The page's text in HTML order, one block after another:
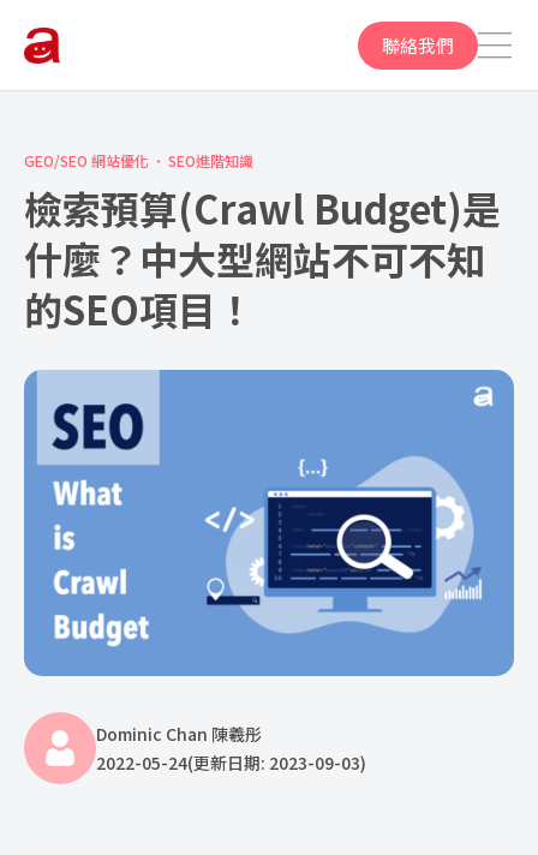
聯絡我們
GEO/SEO 網站優化 SEO進階知識
檢索預算(Crawl Budget)是
什麼？中大型網站不可不知
的SEO項目！
Dominic Chan 陳羲彤
2022-05-24(更新日期: 2023-09-03)